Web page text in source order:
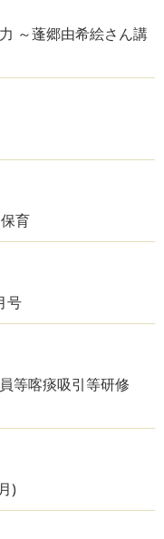
～蓬郷由希絵さん講
育
号
等喀痰吸引等研修
)